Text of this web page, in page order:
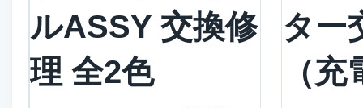
ルASSY 交換修
理 全2色
ター
（